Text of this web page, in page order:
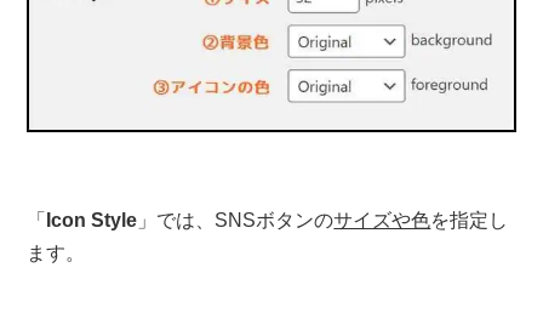
「 Icon Style 」では、SNSボタンのサイズや色を指定し
ます。